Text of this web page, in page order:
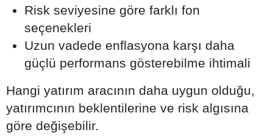
Risk seviyesine göre farklı fon
seçenekleri
Uzun vadede enflasyona karşı daha
güçlü performans gösterebilme ihtimali
Hangi yatırım aracının daha uygun olduğu,
yatırımcının beklentilerine ve risk algısına
göre değişebilir.